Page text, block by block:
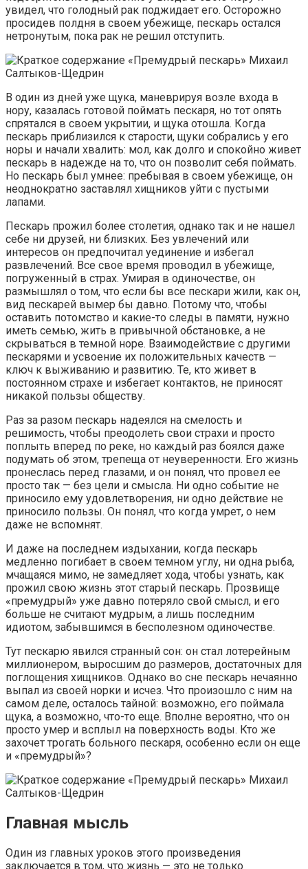
увидел, что голодный рак поджидает его. Осторожно
просидев полдня в своем убежище, пескарь остался
нетронутым, пока рак не решил отступить.
В один из дней уже щука, маневрируя возле входа в
нору, казалась готовой поймать пескаря, но тот опять
спрятался в своем укрытии, и щука отошла. Когда
пескарь приблизился к старости, щуки собрались у его
норы и начали хвалить: мол, как долго и спокойно живет
пескарь в надежде на то, что он позволит себя поймать.
Но пескарь был умнее: пребывая в своем убежище, он
неоднократно заставлял хищников уйти с пустыми
лапами.
Пескарь прожил более столетия, однако так и не нашел
себе ни друзей, ни близких. Без увлечений или
интересов он предпочитал уединение и избегал
развлечений. Все свое время проводил в убежище,
погруженный в страх. Умирая в одиночестве, он
размышлял о том, что если бы все пескари жили, как он,
вид пескарей вымер бы давно. Потому что, чтобы
оставить потомство и какие-то следы в памяти, нужно
иметь семью, жить в привычной обстановке, а не
скрываться в темной норе. Взаимодействие с другими
пескарями и усвоение их положительных качеств —
ключ к выживанию и развитию. Те, кто живет в
постоянном страхе и избегает контактов, не приносят
никакой пользы обществу.
Раз за разом пескарь надеялся на смелость и
решимость, чтобы преодолеть свои страхи и просто
поплыть вперед по реке, но каждый раз боялся даже
подумать об этом, трепеща от неуверенности. Его жизнь
пронеслась перед глазами, и он понял, что провел ее
просто так — без цели и смысла. Ни одно событие не
приносило ему удовлетворения, ни одно действие не
приносило пользы. Он понял, что когда умрет, о нем
даже не вспомнят.
И даже на последнем издыхании, когда пескарь
медленно погибает в своем темном углу, ни одна рыба,
мчащаяся мимо, не замедляет хода, чтобы узнать, как
прожил свою жизнь этот старый пескарь. Прозвище
«премудрый» уже давно потеряло свой смысл, и его
больше не считают мудрым, а лишь последним
идиотом, забывшимся в бесполезном одиночестве.
Тут пескарю явился странный сон: он стал лотерейным
миллионером, выросшим до размеров, достаточных для
поглощения хищников. Однако во сне пескарь нечаянно
выпал из своей норки и исчез. Что произошло с ним на
самом деле, осталось тайной: возможно, его поймала
щука, а возможно, что-то еще. Вполне вероятно, что он
просто умер и всплыл на поверхность воды. Кто же
захочет трогать больного пескаря, особенно если он еще
и «премудрый»?
Главная мысль
Один из главных уроков этого произведения
заключается в том, что жизнь — это не только